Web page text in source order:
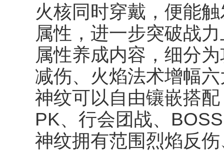
火核同时穿戴，便能
属性，进一步突破战
属性养成内容，细分
减伤、火焰法术增幅
神纹可以自由镶嵌搭
PK、行会团战、
神纹拥有范围烈焰反